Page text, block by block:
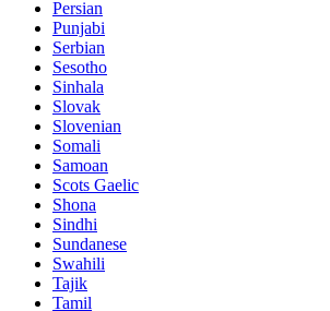
Persian
Punjabi
Serbian
Sesotho
Sinhala
Slovak
Slovenian
Somali
Samoan
Scots Gaelic
Shona
Sindhi
Sundanese
Swahili
Tajik
Tamil